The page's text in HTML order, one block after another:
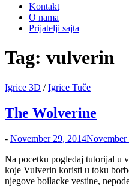
Kontakt
O nama
Prijatelji sajta
Tag: vulverin
Igrice 3D /Igrice Tuče
The Wolverine
- November 29, 2014November
Na pocetku pogledaj tutorijal u
koje Vulverin koristi u toku
njegove boilacke vestine,